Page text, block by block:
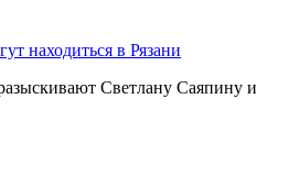
находиться в Рязани
Светлану Саяпину и